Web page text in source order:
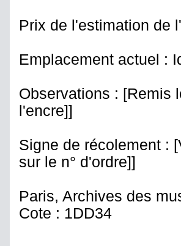
Prix de l'estimation de
Emplacement actuel :
Observations : [Remis
l'encre]]
Signe de récolement :
sur le n° d'ordre]]
Paris, Archives des
Cote : 1DD34